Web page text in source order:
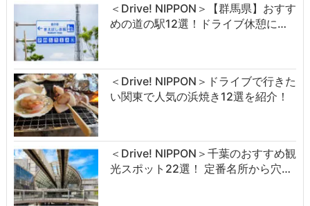
＜Drive! NIPPON＞【群馬県】おすす
めの道の駅12選！ドライブ休憩に…
＜Drive! NIPPON＞ドライブで行きた
い関東で人気の浜焼き12選を紹介！
＜Drive! NIPPON＞千葉のおすすめ観
光スポット22選！ 定番名所から穴…